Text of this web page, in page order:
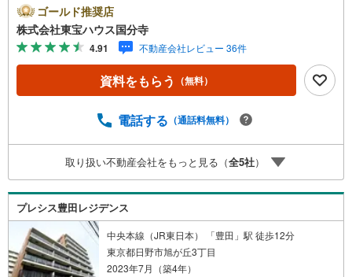
のご連絡をおすすめいたします。「室内・現地を見学す
る」ボタンよりご予約いただくと、スムーズにご案内可能
です。事前に鍵の手配や内覧準備が必要な場合がございま
すのでご了承ください。◆TOHO HOUSE CLUB◆弊社で売
買いただいたお客様はTOHO HOUSE CLUBにご加入いただ
けます。10～20、30年後のリフォーム、保険やローンの見
ご提供いたします。◆FPによるライフサポート◆専属ファ
を問わず、安心してご利用いただけます。◆安心の環境◆
無料駐車場、キッズスペースを完備し、ご家族でのご来店
も安心です。の体制で皆様の住まい探しをサポートいたし
ます。
ゴールド推奨店
株式会社東宝ハウス国分寺
4.91 不動産会社レビュー 36件
資料をもらう （無料）
電話する （通話料無料）
取り扱い不動産会社をもっと見る（全5社）
プレシス豊田レジデンス
中央本線（JR東日本） 「豊田」駅 徒歩12分
東京都日野市旭が丘3丁目
2023年7月（築4年）